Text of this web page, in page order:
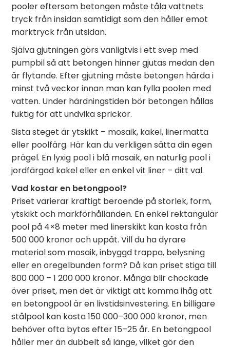
pooler eftersom betongen måste tåla vattnets
tryck från insidan samtidigt som den håller emot
marktryck från utsidan.
Själva gjutningen görs vanligtvis i ett svep med
pumpbil så att betongen hinner gjutas medan den
är flytande. Efter gjutning måste betongen härda i
minst två veckor innan man kan fylla poolen med
vatten. Under härdningstiden bör betongen hållas
fuktig för att undvika sprickor.
Sista steget är ytskikt – mosaik, kakel, linermatta
eller poolfärg. Här kan du verkligen sätta din egen
prägel. En lyxig pool i blå mosaik, en naturlig pool i
jordfärgad kakel eller en enkel vit liner – ditt val.
Vad kostar en betongpool?
Priset varierar kraftigt beroende på storlek, form,
ytskikt och markförhållanden. En enkel rektangulär
pool på 4×8 meter med linerskikt kan kosta från
500 000 kronor och uppåt. Vill du ha dyrare
material som mosaik, inbyggd trappa, belysning
eller en oregelbunden form? Då kan priset stiga till
800 000 – 1 200 000 kronor. Många blir chockade
över priset, men det är viktigt att komma ihåg att
en betongpool är en livstidsinvestering. En billigare
stålpool kan kosta 150 000–300 000 kronor, men
behöver ofta bytas efter 15–25 år. En betongpool
håller mer än dubbelt så länge, vilket gör den